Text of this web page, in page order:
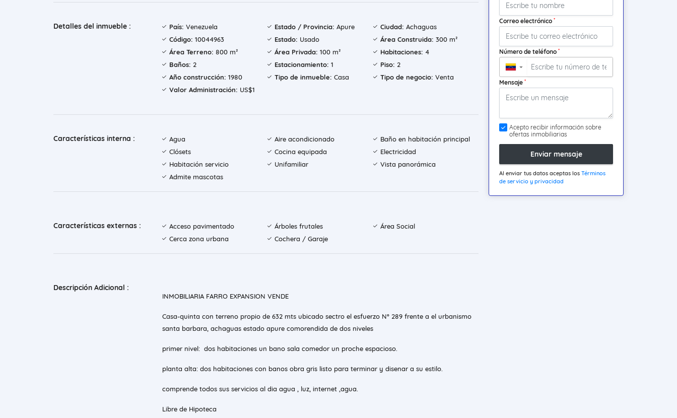
Detalles del inmueble : País: Venezuela Estado / Provincia: Apure Ciudad: Achaguas
Código: 10044963 Estado: Usado Área Construida: 300 m²
Área Terreno: 800 m² Área Privada: 100 m² Habitaciones: 4
Baños: 2 Estacionamiento: 1 Piso: 2
Año construcción: 1980 Tipo de inmueble: Casa Tipo de negocio: Venta
Valor Administración: US$1
Características interna : Agua Aire acondicionado
Baño en habitación principal
Clósets
Cocina equipada
Electricidad
Habitación servicio
Unifamiliar
Vista panorámica
Admite mascotas
Características externas : Acceso pavimentado Árboles frutales
Área Social
Cerca zona urbana
Cochera / Garaje
Descripción Adicional :
INMOBILIARIA FARRO EXPANSION VENDE
Casa-quinta con terreno propio de 632 mts ubicado sectro el esfuerzo N° 289 frente a el urbanismo
santa barbara, achaguas estado apure comorendida de dos niveles
primer nivel: dos habitaciones un bano sala comedor un proche espacioso.
planta alta: dos habitaciones con banos obra gris listo para terminar y disenar a su estilo.
comprende todos sus servicios al dia agua , luz, internet ,agua.
Libre de Hipoteca
Correo electrónico *
Número de teléfono *
▼
Mensaje *
Acepto recibir información sobre
ofertas inmobiliarias
Enviar mensaje
Al enviar tus datos aceptas los Términos
de servicio y privacidad